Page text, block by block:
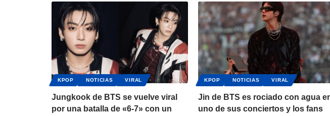
KPOP NOTICIAS VIRAL
Jungkook de BTS se vuelve viral
por una batalla de «6-7» con un
KPOP NOTICIAS VIRAL
Jin de BTS es rociado con agua
uno de sus conciertos y los fans